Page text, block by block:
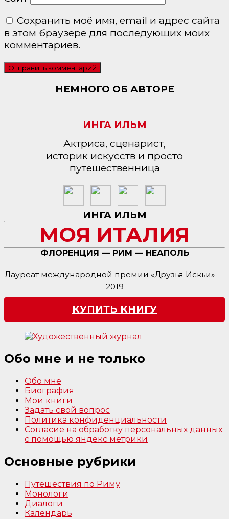
Сохранить моё имя, email и адрес сайта
в этом браузере для последующих моих
комментариев.
НЕМНОГО ОБ АВТОРЕ
ИНГА ИЛЬМ
Актриса, сценарист,
историк искусств и просто
путешественница
ИНГА ИЛЬМ
МОЯ ИТАЛИЯ
ФЛОРЕНЦИЯ — РИМ — НЕАПОЛЬ
Лауреат международной премии «Друзья Искьи» —
2019
КУПИТЬ КНИГУ
Обо мне и не только
Обо мне
Биография
Мои книги
Задать свой вопрос
Политика конфиденциальности
Согласие на обработку персональных данных
с помощью яндекс метрики
Основные рубрики
Путешествия по Риму
Монологи
Диалоги
Календарь